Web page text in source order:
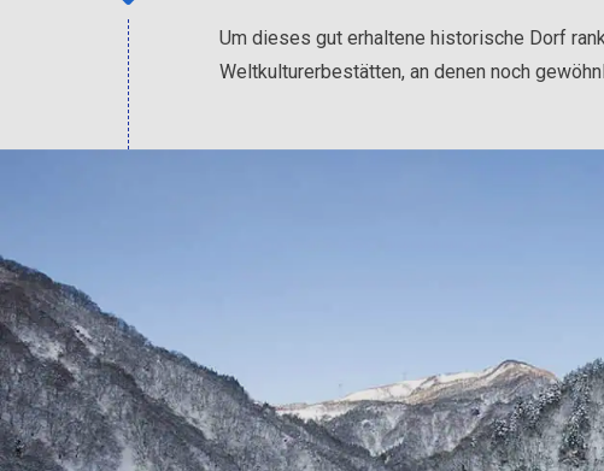
Um dieses gut erhaltene historische Dorf
Weltkulturerbestätten, an denen noch